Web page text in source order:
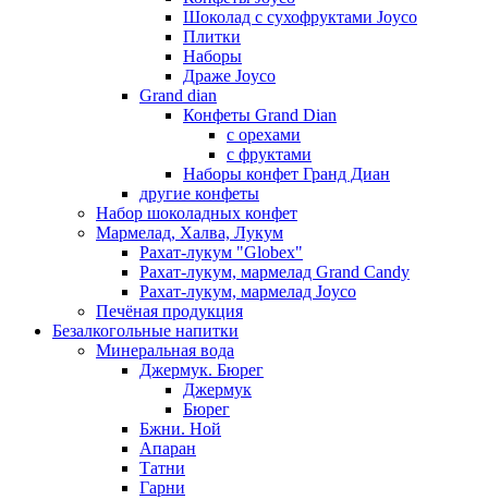
Шоколад с сухофруктами Joyco
Плитки
Наборы
Драже Joyco
Grand dian
Конфеты Grand Dian
с орехами
с фруктами
Наборы конфет Гранд Диан
другие конфеты
Набор шоколадных конфет
Мармелад, Халва, Лукум
Рахат-лукум "Globex"
Рахат-лукум, мармелад Grand Candy
Рахат-лукум, мармелад Joyco
Печёная продукция
Безалкогольные напитки
Минеральная вода
Джермук. Бюрег
Джермук
Бюрег
Бжни. Ной
Апаран
Татни
Гарни